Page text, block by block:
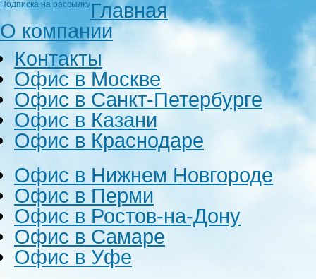
Подписка на рассылкуГлавная
О компании
Контакты
Офис в Москве
Офис в Санкт-Петербурге
Офис в Казани
Офис в Краснодаре
Офис в Нижнем Новгороде
Офис в Перми
Офис в Ростов-на-Дону
Офис в Самаре
Офис в Уфе